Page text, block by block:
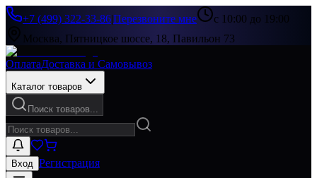
+7 (499) 322-33-86|Перезвоните мне
с 10:00 до 19:00
Москва, Пятницкое шоссе, 18, Павильон 73
ОплатаДоставка и Самовывоз
Каталог товаров
Поиск товаров...
Вход Регистрация